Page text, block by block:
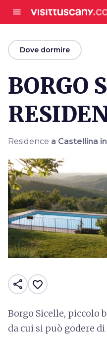
menu
arrow_backDove dormire
BORGO
Residence a Castellina
share favorite_border
Borgo Sicelle, piccolo
da cui si può godere